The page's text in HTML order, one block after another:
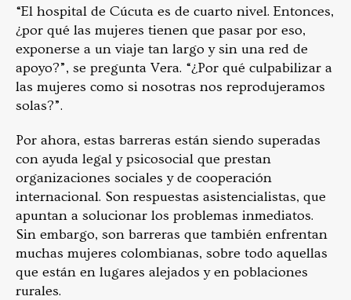
“El hospital de Cúcuta es de cuarto nivel. Entonces,
¿por qué las mujeres tienen que pasar por eso,
exponerse a un viaje tan largo y sin una red de
apoyo?”, se pregunta Vera. “¿Por qué culpabilizar a
las mujeres como si nosotras nos reprodujeramos
solas?”.
Por ahora, estas barreras están siendo superadas
con ayuda legal y psicosocial que prestan
organizaciones sociales y de cooperación
internacional. Son respuestas asistencialistas, que
apuntan a solucionar los problemas inmediatos.
Sin embargo, son barreras que también enfrentan
muchas mujeres colombianas, sobre todo aquellas
que están en lugares alejados y en poblaciones
rurales.